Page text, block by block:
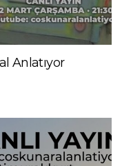
Anlatıyor